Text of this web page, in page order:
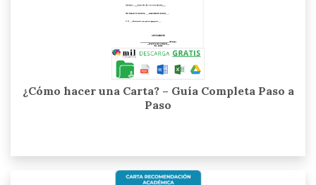
¿Cómo hacer una Carta? – Guía Completa Paso a
Paso